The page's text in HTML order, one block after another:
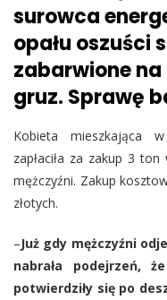
surowca
opału oszuści
zabarwione
gruz. Sprawę
Kobieta mieszkająca
zapłaciła za zakup 3
mężczyźni. Zakup
złotych.
–Już gdy mężczyźni
nabrała podejrzeń,
potwierdziły się po